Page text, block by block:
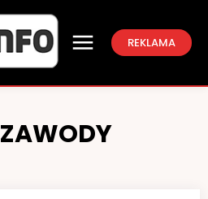
REKLAMA
ZAWODY